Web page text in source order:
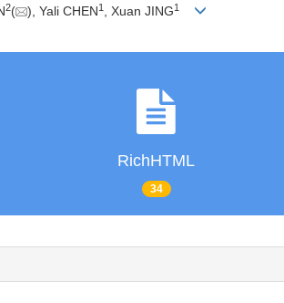
2( ), Yali CHEN1 , Xuan JING1
RichHTML
34